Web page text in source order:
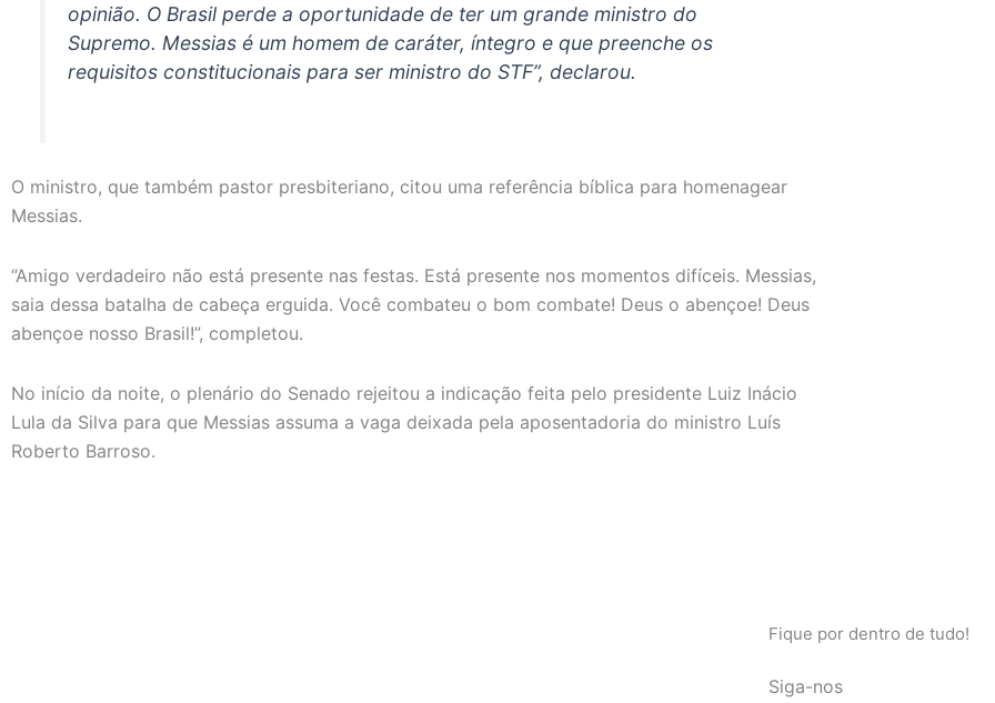
opinião. O Brasil perde a oportunidade de ter um grande ministro do
Supremo. Messias é um homem de caráter, íntegro e que preenche os
requisitos constitucionais para ser ministro do STF”, declarou.
O ministro, que também pastor presbiteriano, citou uma referência bíblica para homenagear
Messias.
“Amigo verdadeiro não está presente nas festas. Está presente nos momentos difíceis. Messias,
saia dessa batalha de cabeça erguida. Você combateu o bom combate! Deus o abençoe! Deus
abençoe nosso Brasil!”, completou.
No início da noite, o plenário do Senado rejeitou a indicação feita pelo presidente Luiz Inácio
Lula da Silva para que Messias assuma a vaga deixada pela aposentadoria do ministro Luís
Roberto Barroso.
Fique por dentro de tudo!
Siga-nos